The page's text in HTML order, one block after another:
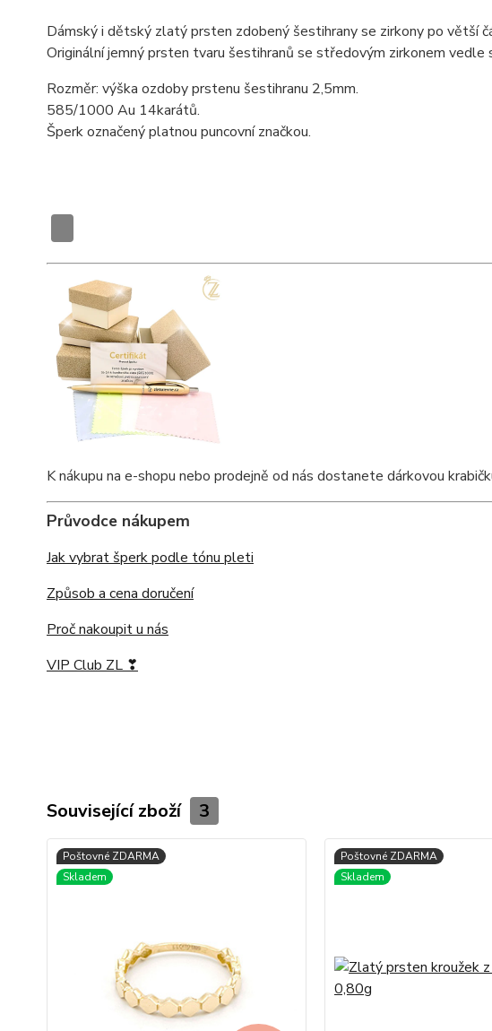
Dámský i dětský zlatý prsten zdobený šestihrany se zirkony po větší
Originální jemný prsten tvaru šestihranů se středovým zirkonem vedle
Rozměr: výška ozdoby prstenu šestihranu 2,5mm.
585/1000 Au 14karátů.
Šperk označený platnou puncovní značkou.
K nákupu na e-shopu nebo prodejně od nás dostanete dárkovou
Průvodce nákupem
Jak vybrat šperk podle tónu pleti
Způsob a cena doručení
Proč nakoupit u nás
VIP Club ZL ❣
Související zboží 3